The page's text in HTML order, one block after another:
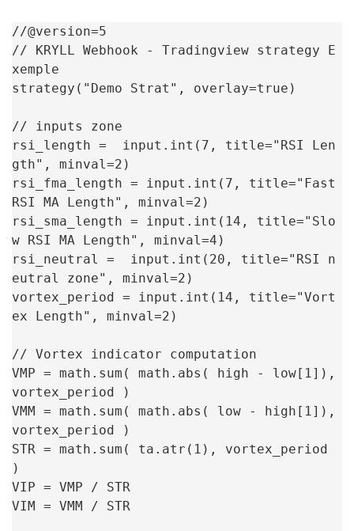
//@version=5
// KRYLL Webhook - Tradingview strategy E
xemple
strategy("Demo Strat", overlay=true)
// inputs zone
rsi_length =  input.int(7, title="RSI Len
gth", minval=2)
rsi_fma_length = input.int(7, title="Fast
RSI MA Length", minval=2)
rsi_sma_length = input.int(14, title="Slo
w RSI MA Length", minval=4)
rsi_neutral =  input.int(20, title="RSI n
eutral zone", minval=2)
vortex_period = input.int(14, title="Vort
ex Length", minval=2)
// Vortex indicator computation
VMP = math.sum( math.abs( high - low[1]),
vortex_period )
VMM = math.sum( math.abs( low - high[1]),
vortex_period )
STR = math.sum( ta.atr(1), vortex_period
)
VIP = VMP / STR
VIM = VMM / STR